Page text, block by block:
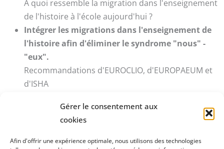
Gérer le consentement aux
cookies
Afin d'offrir une expérience optimale, nous utilisons des technologies
À quoi ressemble la migration dans l'enseignement
de l'histoire à l'école aujourd'hui ?
Intégrer les migrations dans l'enseignement de
l'histoire afin d'éliminer le syndrome "nous" -
"eux".
Recommandations d'EUROCLIO, d'EUROPAEUM et
d'ISHA
TÉLÉCHARGER LE MAGAZINE